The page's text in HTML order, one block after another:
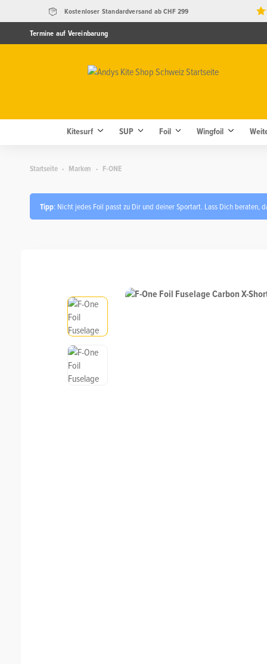
Kostenloser Standardversand ab CHF 299
Termine auf Vereinbarung
Kitesurf SUP Foil Wingfoil
StartseiteStartseite
· Marken · F-ONE
Tipp: Nicht jedes Foil passt zu Dir und deiner Sportart. Lass Dich beraten,